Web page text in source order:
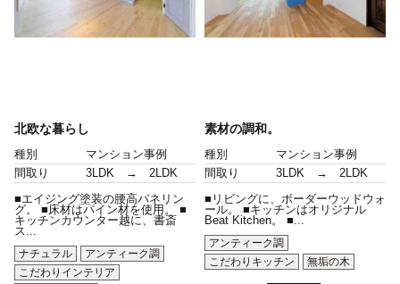
北欧な暮らし
種別
マンション事例
間取り
3LDK → 2LDK
■エイジング塗装の腰高パネリン
グ。 ■床材はパイン材を使用。 ■
キッチンカウンター越に、書斎
ス...
ナチュラル
アンティーク調
こだわりインテリア
素材の調和。
種別
マンション事例
間取り
3LDK → 2LDK
■リビングに、ボーダーウッドウォ
ール。 ■キッチンはオリジナル
Beat Kitchen。 ■...
アンティーク調
こだわりキッチン
無垢の木